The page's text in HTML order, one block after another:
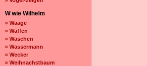
W wie Wilhelm
» Waage
» Waffen
» Waschen
» Wassermann
» Wecker
» Weihnachstbaum